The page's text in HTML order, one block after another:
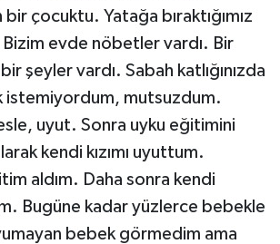
çocuktu. Yatağa bıraktığımız
Bizim evde nöbetler vardı. Bir
şeyler vardı. Sabah katlığınızda
istemiyordum, mutsuzdum.
uyut. Sonra uyku eğitimini
kendi kızımı uyuttum.
aldım. Daha sonra kendi
Bugüne kadar yüzlerce bebekle
bebek görmedim ama